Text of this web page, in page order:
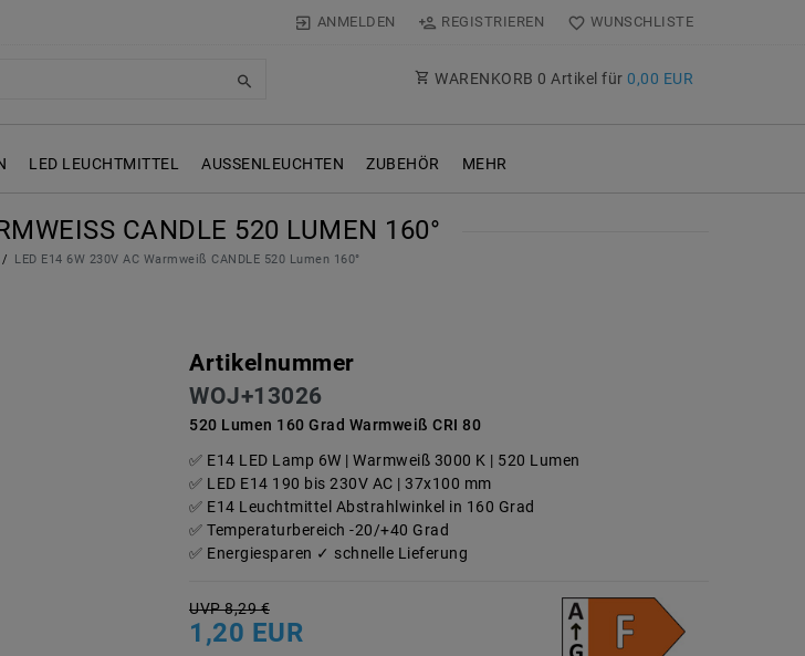
ANMELDEN REGISTRIEREN WUNSCHLISTE
WARENKORB 0 Artikel für 0,00 EUR
LED LEUCHTMITTEL AUSSENLEUCHTEN ZUBEHÖR MEHR
CANDLE 520 LUMEN 160°
LED E14 6W 230V AC Warmweiß CANDLE 520 Lumen 160°
Artikelnummer
WOJ+13026
520 Lumen 160 Grad Warmweiß CRI 80
E14 LED Lamp 6W | Warmweiß 3000 K | 520 Lumen
LED E14 190 bis 230V AC | 37x100 mm
E14 Leuchtmittel Abstrahlwinkel in 160 Grad
Temperaturbereich -20/+40 Grad
Energiesparen ✓ schnelle Lieferung
UVP 8,29 €
1,20 EUR